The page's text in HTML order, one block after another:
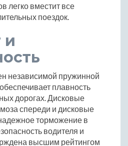
легко вместит все
поездок.
и
независимой пружинной
плавность
дорогах. Дисковые
спереди и дисковые
торможение в
водителя и
высшим рейтингом